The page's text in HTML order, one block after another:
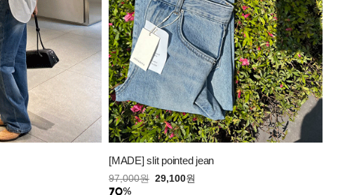
[MADE] slit pointed jean
97,000원 29,100원